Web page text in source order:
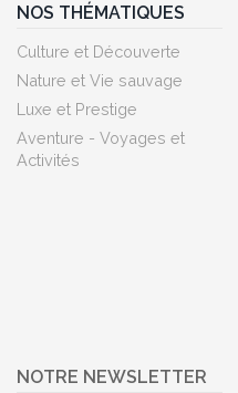
NOS THÉMATIQUES
Culture et Découverte
Nature et Vie sauvage
Luxe et Prestige
Aventure - Voyages et
Activités
NOTRE NEWSLETTER